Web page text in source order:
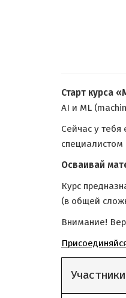
Старт курса
AI и ML
Сейчас у тебя
специалистом
Осваивай
Курс
(в общей
Внимание!
Участники